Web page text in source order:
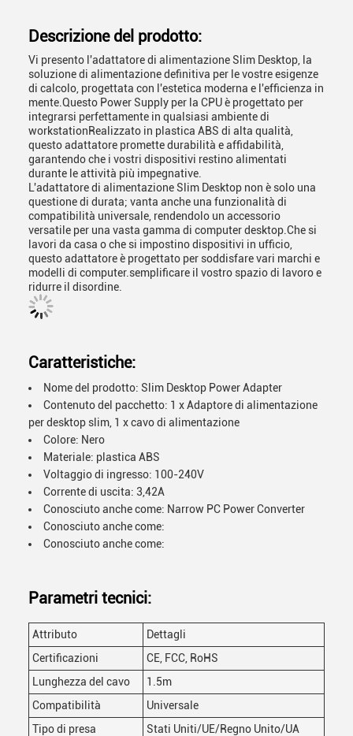
Descrizione del prodotto:
Vi presento l'adattatore di alimentazione Slim Desktop, la
soluzione di alimentazione definitiva per le vostre esigenze
di calcolo, progettata con l'estetica moderna e l'efficienza in
mente.Questo Power Supply per la CPU è progettato per
integrarsi perfettamente in qualsiasi ambiente di
workstationRealizzato in plastica ABS di alta qualità,
questo adattatore promette durabilità e affidabilità,
garantendo che i vostri dispositivi restino alimentati
durante le attività più impegnative.
L'adattatore di alimentazione Slim Desktop non è solo una
questione di durata; vanta anche una funzionalità di
compatibilità universale, rendendolo un accessorio
versatile per una vasta gamma di computer desktop.Che si
lavori da casa o che si impostino dispositivi in ufficio,
questo adattatore è progettato per soddisfare vari marchi e
modelli di computer.semplificare il vostro spazio di lavoro e
ridurre il disordine.
Caratteristiche:
Nome del prodotto: Slim Desktop Power Adapter
Contenuto del pacchetto: 1 x Adaptore di alimentazione
per desktop slim, 1 x cavo di alimentazione
Colore: Nero
Materiale: plastica ABS
Voltaggio di ingresso: 100-240V
Corrente di uscita: 3,42A
Conosciuto anche come: Narrow PC Power Converter
Conosciuto anche come:
Conosciuto anche come:
Parametri tecnici:
Attributo
Dettagli
Certificazioni
CE, FCC, RoHS
Lunghezza del cavo
1.5m
Compatibilità
Universale
Tipo di presa
Stati Uniti/UE/Regno Unito/UA